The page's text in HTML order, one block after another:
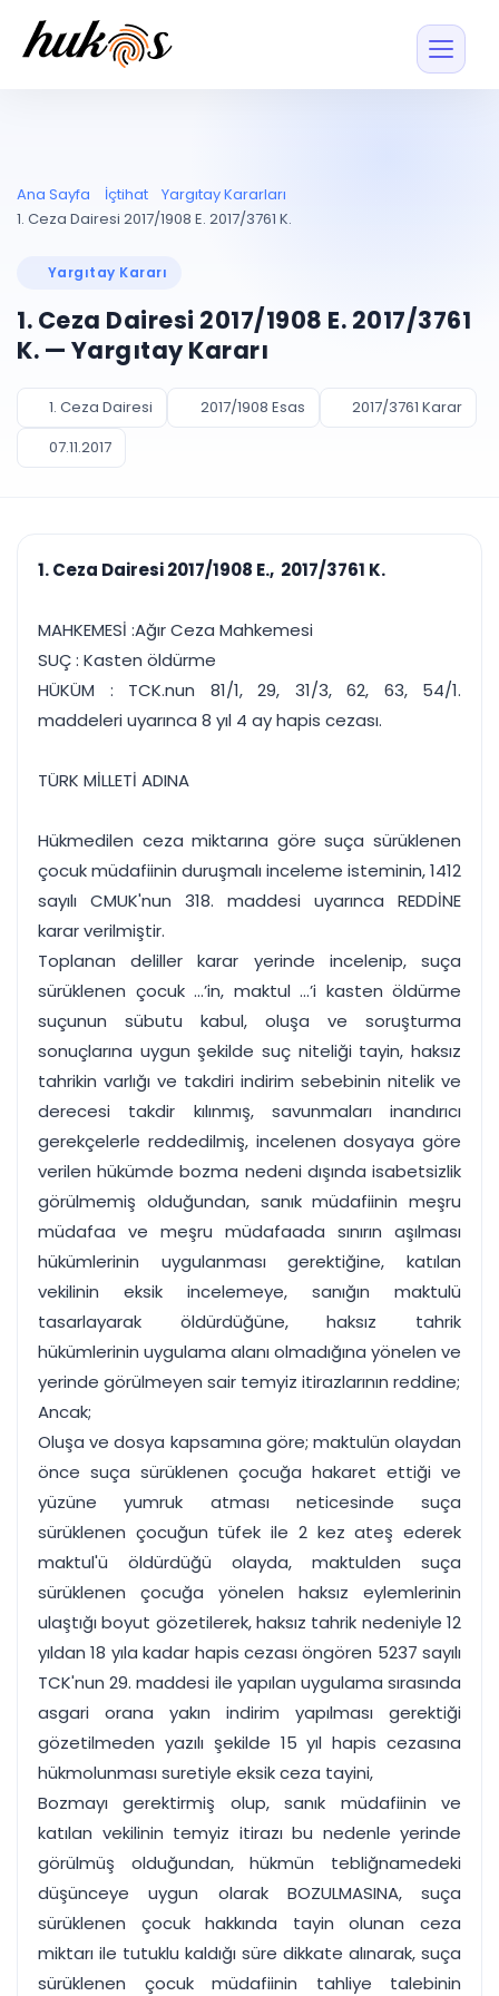
Entegrasyonu
UYAP ile otomatik
senkron
UYAP Evrak
Entegrasyonu
Evrakları tek tıkla aktarın
UETS Entegrasyonu
Tebligatları anında
görün
Kişiler ve
Müvekkil ve taraf
takibi
PLANLAMA & TAKİP
Pano ve Takip
Duruşma ve görev
takvimi
Bildirim
Süreleri asla kaçırmayın
AKILLI & FİNANS
takibi
Tek panelde uçtan uca yönetim
UYAP & UETS entegrasyonundan finansa, hepsi bir arada.
Blog
Ücretsiz Başlayın
Ana Sayfa İçtihat
Yargıtay Kararları
1. Ceza Dairesi 2017/1908 E. 2017/3761 K.
Yargıtay Kararı
1. Ceza Dairesi 2017/1908 E. 2017/3761
K. — Yargıtay Kararı
1. Ceza Dairesi 2017/1908 Esas
2017/3761 Karar
07.11.2017
1. Ceza Dairesi 2017/1908 E., 2017/3761 K.
MAHKEMESİ :Ağır Ceza Mahkemesi
SUÇ : Kasten öldürme
HÜKÜM : TCK.nun 81/1, 29, 31/3, 62, 63, 54/1.
maddeleri uyarınca 8 yıl 4 ay hapis cezası.
TÜRK MİLLETİ ADINA
Hükmedilen ceza miktarına göre suça sürüklenen
çocuk müdafiinin duruşmalı inceleme isteminin, 1412
sayılı CMUK'nun 318. maddesi uyarınca REDDİNE
karar verilmiştir.
Toplanan deliller karar yerinde incelenip, suça
sürüklenen çocuk ...’in, maktul ...’i kasten öldürme
suçunun sübutu kabul, oluşa ve soruşturma
sonuçlarına uygun şekilde suç niteliği tayin, haksız
tahrikin varlığı ve takdiri indirim sebebinin nitelik ve
derecesi takdir kılınmış, savunmaları inandırıcı
gerekçelerle reddedilmiş, incelenen dosyaya göre
verilen hükümde bozma nedeni dışında isabetsizlik
görülmemiş olduğundan, sanık müdafiinin meşru
müdafaa ve meşru müdafaada sınırın aşılması
hükümlerinin uygulanması gerektiğine, katılan
vekilinin eksik incelemeye, sanığın maktulü
tasarlayarak öldürdüğüne, haksız tahrik
hükümlerinin uygulama alanı olmadığına yönelen ve
yerinde görülmeyen sair temyiz itirazlarının reddine;
Ancak;
Oluşa ve dosya kapsamına göre; maktulün olaydan
önce suça sürüklenen çocuğa hakaret ettiği ve
yüzüne yumruk atması neticesinde suça
sürüklenen çocuğun tüfek ile 2 kez ateş ederek
maktul'ü öldürdüğü olayda, maktulden suça
sürüklenen çocuğa yönelen haksız eylemlerinin
ulaştığı boyut gözetilerek, haksız tahrik nedeniyle 12
yıldan 18 yıla kadar hapis cezası öngören 5237 sayılı
TCK'nun 29. maddesi ile yapılan uygulama sırasında
asgari orana yakın indirim yapılması gerektiği
gözetilmeden yazılı şekilde 15 yıl hapis cezasına
hükmolunması suretiyle eksik ceza tayini,
Bozmayı gerektirmiş olup, sanık müdafiinin ve
katılan vekilinin temyiz itirazı bu nedenle yerinde
görülmüş olduğundan, hükmün tebliğnamedeki
düşünceye uygun olarak BOZULMASINA, suça
sürüklenen çocuk hakkında tayin olunan ceza
miktarı ile tutuklu kaldığı süre dikkate alınarak, suça
sürüklenen çocuk müdafiinin tahliye talebinin